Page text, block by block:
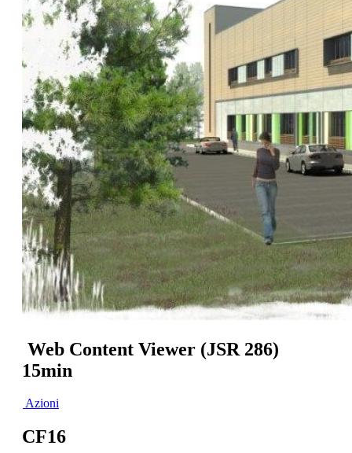
Web Content Viewer (JSR 286)
15min
Azioni
CF16